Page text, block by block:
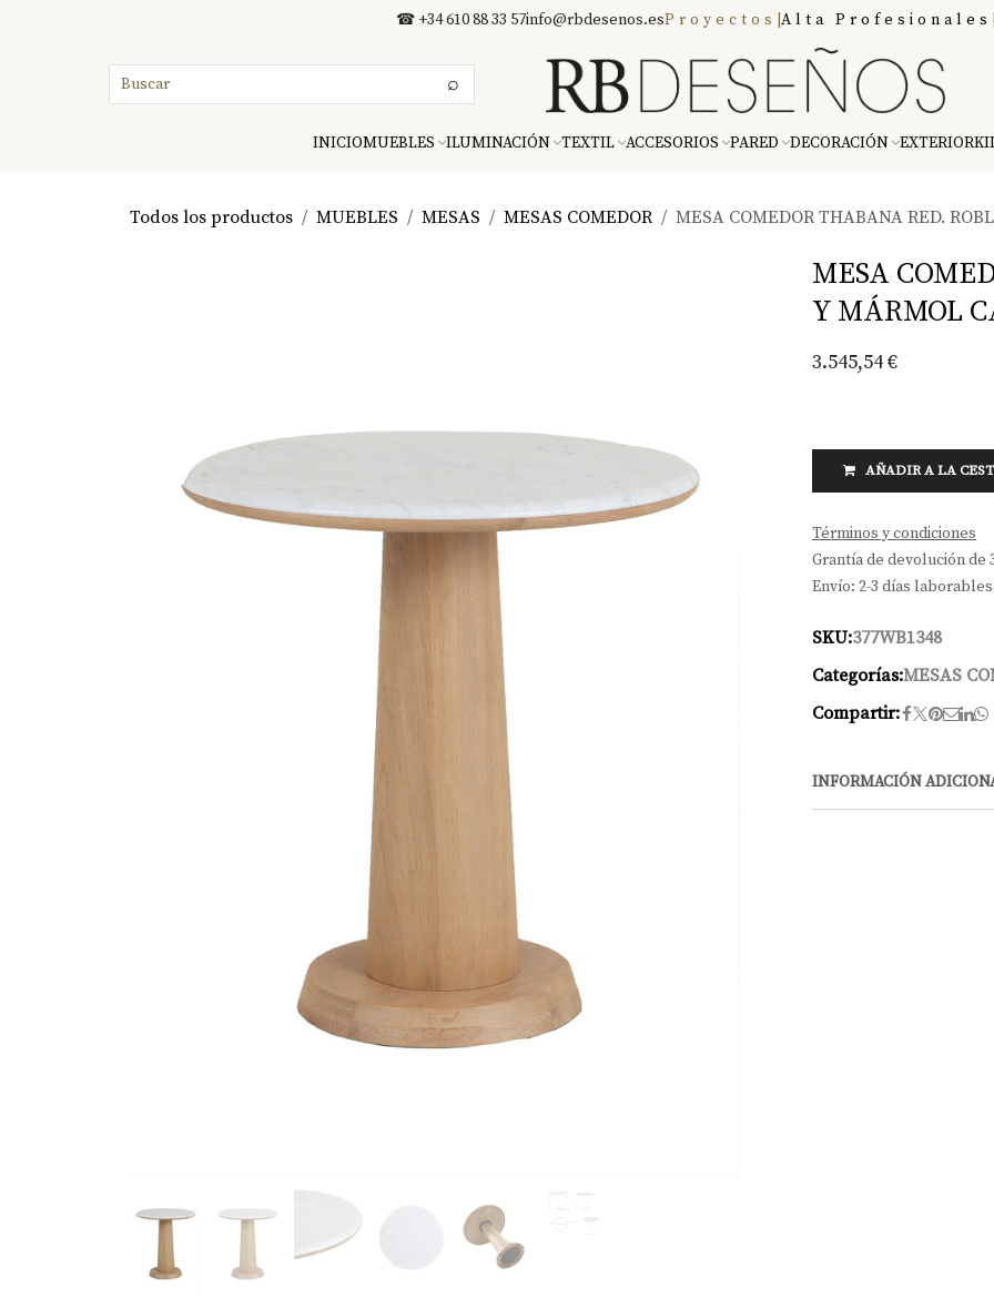
☎ +34 610 88 33 57info@rbdesenos.esProyectos Alta Profesionales
⌕
INICIOMUEBLES ILUMINACIÓN TEXTIL ACCESORIOS PARED DECORACIÓN EXTERIOR
Todos los productos MUEBLES MESAS MESAS COMEDOR MESA COMEDOR THABANA RED.
MESA
Y MÁRMOL
3.545,54€
AÑADIR A LA
Términos y condiciones
Grantía de devolución de
Envío: 2-3 días laborables
SKU:377WB1348
Categorías:MESAS
Compartir:
INFORMACIÓN